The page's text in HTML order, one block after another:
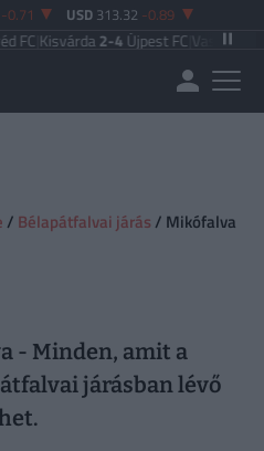
-0.71 USD 313.32 -0.89
2-4Újpest FC|Vasas FC 5-0
/ Bélapátfalvai járás / Mikófalva
- Minden, amit a
járásban lévő